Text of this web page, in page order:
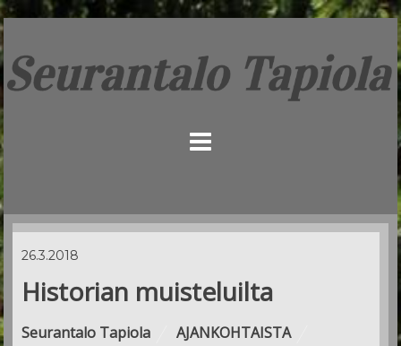
26.3.2018
Historian muisteluilta
Seurantalo Tapiola
AJANKOHTAISTA